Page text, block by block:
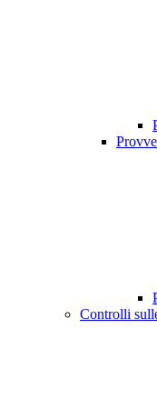
Controlli